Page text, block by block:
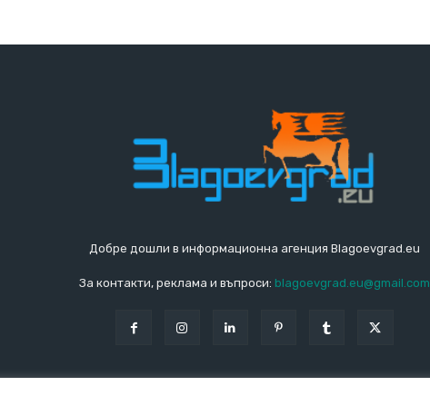
Добре дошли в информационна агенция Blagoevgrad.eu
За контакти, реклама и въпроси: blagoevgrad.eu@gmail.com